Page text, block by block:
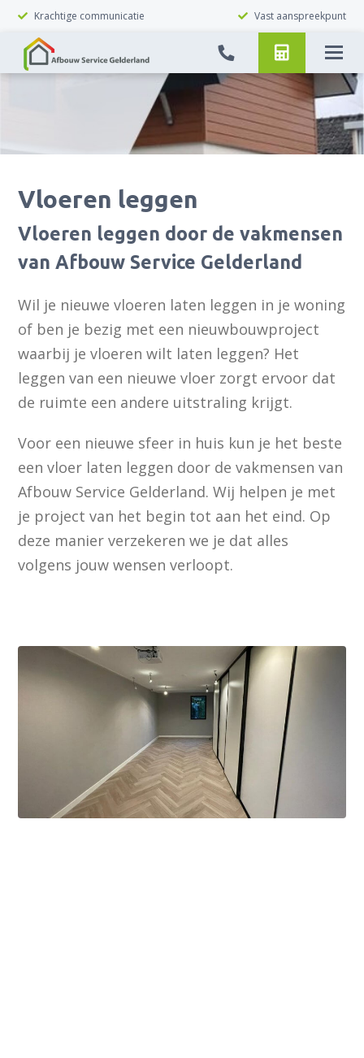
Krachtige communicatie Vast aanspreekpunt
Vloeren leggen
Vloeren leggen door de vakmensen
van Afbouw Service Gelderland
Wil je nieuwe vloeren laten leggen in je woning
of ben je bezig met een nieuwbouwproject
waarbij je vloeren wilt laten leggen? Het
leggen van een nieuwe vloer zorgt ervoor dat
de ruimte een andere uitstraling krijgt.
Voor een nieuwe sfeer in huis kun je het beste
een vloer laten leggen door de vakmensen van
Afbouw Service Gelderland. Wij helpen je met
je project van het begin tot aan het eind. Op
deze manier verzekeren we je dat alles
volgens jouw wensen verloopt.